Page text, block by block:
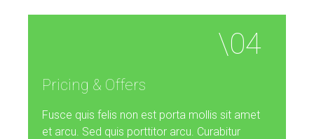
Pricing & Offers
Fusce quis felis non est porta mollis sit amet
et arcu. Sed quis porttitor arcu. Curabitur